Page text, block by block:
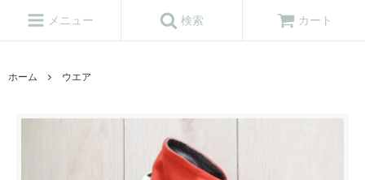
メニュー 検索 カート
ホーム ウエア